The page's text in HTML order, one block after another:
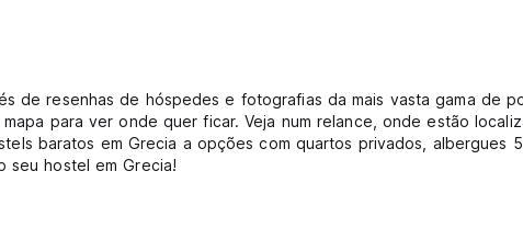
de resenhas de hóspedes e fotografias da mais vasta gama de
para ver onde quer ficar. Veja num relance, onde estão
baratos em Grecia a opções com quartos privados, albergues
seu hostel em Grecia!